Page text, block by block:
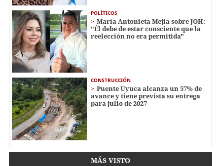
POLÍTICOS
María Antonieta Mejía sobre JOH:
"Él debe de estar consciente que la
reelección no era permitida"
CONSTRUCCIÓN
Puente Uyuca alcanza un 57% de
avance y tiene prevista su entrega
para julio de 2027
MÁS VISTO